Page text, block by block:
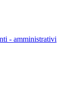
- amministrativi